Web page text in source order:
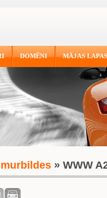
DOMĒNI MĀJAS LAPAS
» WWW